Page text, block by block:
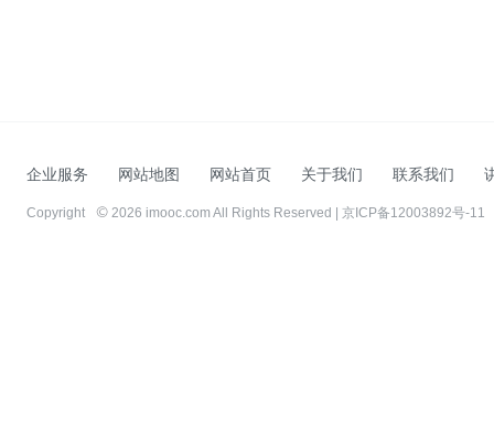
企业服务 网站地图 网站首页 关于我们 联系我们
Copyright 2026 imooc.com All Rights Reserved | 京ICP备12003892号-11